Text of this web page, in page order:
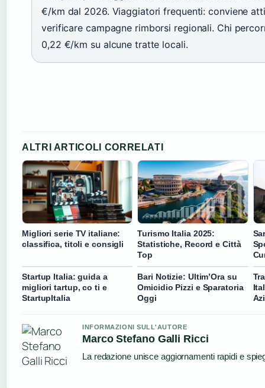
€/km dal 2026. Viaggiatori frequenti: conviene
verificare campagne rimborsi regionali. Chi
0,22 €/km su alcune tratte locali.
ALTRI ARTICOLI CORRELATI
Migliori serie TV italiane:
classifica, titoli e consigli
Turismo Italia 2025:
Statistiche, Record e Città
Top
Startup Italia: guida a
migliori tartup, co ti e
StartupItalia
Bari Notizie: Ultim’Ora su
Omicidio Pizzi e Sparatoria
Oggi
INFORMAZIONI SULL'AUTORE
Marco Stefano Galli Ricci
La redazione unisce aggiornamenti rapidi e